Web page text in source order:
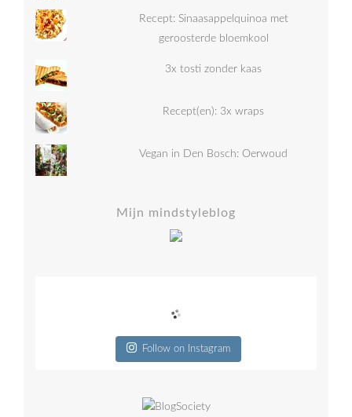
Recept: Sinaasappelquinoa met
geroosterde bloemkool
3x tosti zonder kaas
Recept(en): 3x wraps
Vegan in Den Bosch: Oerwoud
Mijn mindstyleblog
Follow on Instagram